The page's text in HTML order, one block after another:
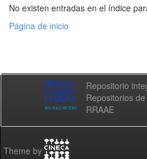
No existen entradas en el índice
Página de inicio
Repositorio
Repositorios
RRAAE
Theme by